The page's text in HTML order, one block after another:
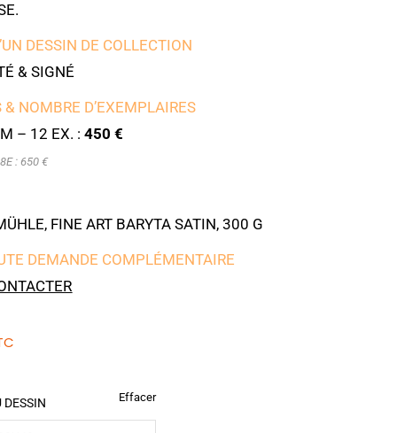
DESSIN DE COLLECTION
& SIGNÉ
& NOMBRE D’EXEMPLAIRES
– 12 EX. :450 €
: 650 €
FINE ART BARYTA SATIN, 300 G
DEMANDE COMPLÉMENTAIRE
DESSIN Effacer